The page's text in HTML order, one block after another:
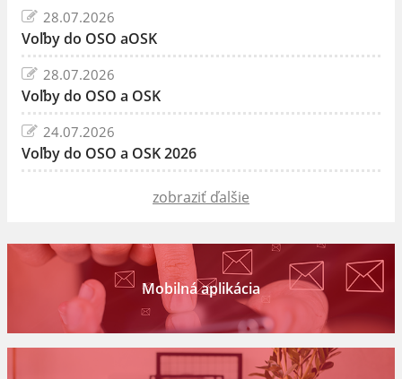
28.07.2026
Voľby do OSO aOSK
28.07.2026
Voľby do OSO a OSK
24.07.2026
Voľby do OSO a OSK 2026
zobraziť ďalšie
Mobilná aplikácia